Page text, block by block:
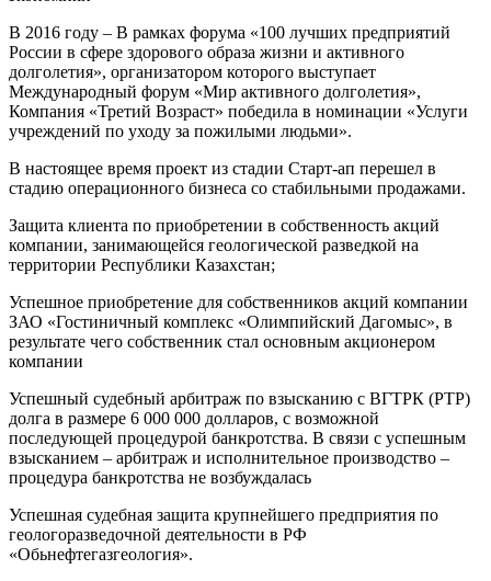
В 2016 году – В рамках форума «100 лучших предприятий
России в сфере здорового образа жизни и активного
долголетия», организатором которого выступает
Международный форум «Мир активного долголетия»,
Компания «Третий Возраст» победила в номинации «Услуги
учреждений по уходу за пожилыми людьми».
В настоящее время проект из стадии Cтарт-ап перешел в
стадию операционного бизнеса со стабильными продажами.
Защита клиента по приобретении в собственность акций
компании, занимающейся геологической разведкой на
территории Республики Казахстан;
Успешное приобретение для собственников акций компании
ЗАО «Гостиничный комплекс «Олимпийский Дагомыс», в
результате чего собственник стал основным акционером
компании
Успешный судебный арбитраж по взысканию с ВГТРК (РТР)
долга в размере 6 000 000 долларов, с возможной
последующей процедурой банкротства. В связи с успешным
взысканием – арбитраж и исполнительное производство –
процедура банкротства не возбуждалась
Успешная судебная защита крупнейшего предприятия по
геологоразведочной деятельности в РФ
«Обьнефтегазгеология».